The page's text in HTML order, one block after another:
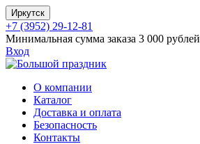
Иркутск
+7 (3952) 29-12-81
Минимальная сумма заказа 3 000 рублей
Вход
О компании
Каталог
Доставка и оплата
Безопасность
Контакты